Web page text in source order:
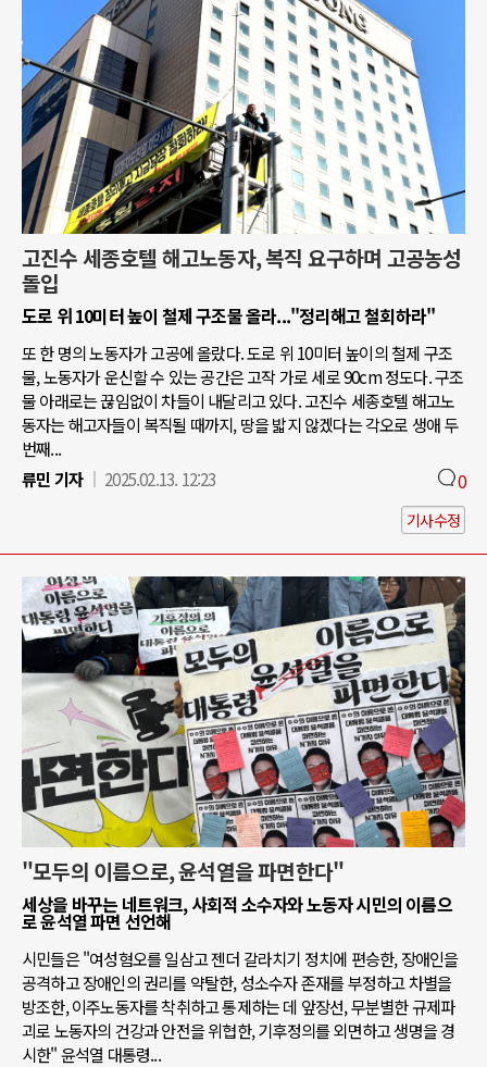
고진수 세종호텔 해고노동자, 복직 요구하며 고공농성
돌입
도로 위 10미터 높이 철제 구조물 올라..."정리해고 철회하라"
또 한 명의 노동자가 고공에 올랐다. 도로 위 10미터 높이의 철제 구조
물, 노동자가 운신할 수 있는 공간은 고작 가로 세로 90cm 정도다. 구조
물 아래로는 끊임없이 차들이 내달리고 있다. 고진수 세종호텔 해고노
동자는 해고자들이 복직될 때까지, 땅을 밟지 않겠다는 각오로 생애 두
번째...
류민 기자
2025.02.13. 12:23 0
기사수정
"모두의 이름으로, 윤석열을 파면한다"
세상을 바꾸는 네트워크, 사회적 소수자와 노동자 시민의 이름으
로 윤석열 파면 선언해
시민들은 "여성혐오를 일삼고 젠더 갈라치기 정치에 편승한, 장애인을
공격하고 장애인의 권리를 약탈한, 성소수자 존재를 부정하고 차별을
방조한, 이주노동자를 착취하고 통제하는 데 앞장선, 무분별한 규제파
괴로 노동자의 건강과 안전을 위협한, 기후정의를 외면하고 생명을 경
시한" 윤석열 대통령...